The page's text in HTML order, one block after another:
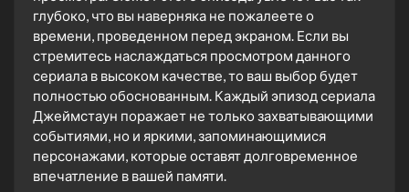
глубоко, что вы наверняка не пожалеете о
времени, проведенном перед экраном. Если вы
стремитесь наслаждаться просмотром данного
сериала в высоком качестве, то ваш выбор будет
полностью обоснованным. Каждый эпизод сериала
Джеймстаун поражает не только захватывающими
событиями, но и яркими, запоминающимися
персонажами, которые оставят долговременное
впечатление в вашей памяти.